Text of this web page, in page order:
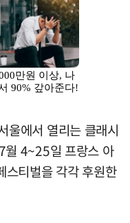
울에서 열리는 클래시
월 4~25일 프랑스 아
스티벌을 각각 후원한